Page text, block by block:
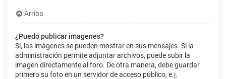
Arriba
¿Puedo publicar imagenes?
Sí, las imágenes se pueden mostrar en sus mensajes. Si la
administración permite adjuntar archivos, puede subir la
imagen directamente al foro. De otra manera, debe guardar
primero su foto en un servidor de acceso público, e.j.